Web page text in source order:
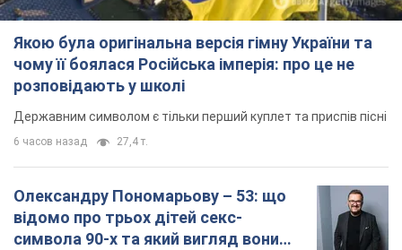
Якою була оригінальна версія гімну України та
чому її боялася Російська імперія: про це не
розповідають у школі
Державним символом є тільки перший куплет та приспів пісні
6 часов назад 27,4 т.
Олександру Пономарьову – 53: що
відомо про трьох дітей секс-
символа 90-х та який вигляд вони